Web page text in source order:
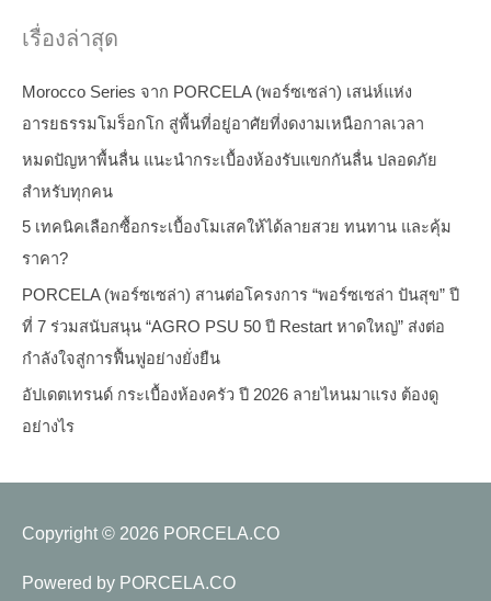
เรื่องล่าสุด
Morocco Series จาก PORCELA (พอร์ซเซล่า) เสน่ห์แห่ง
อารยธรรมโมร็อกโก สู่พื้นที่อยู่อาศัยที่งดงามเหนือกาลเวลา
หมดปัญหาพื้นลื่น แนะนำกระเบื้องห้องรับแขกกันลื่น ปลอดภัย
สำหรับทุกคน
5 เทคนิคเลือกซื้อกระเบื้องโมเสคให้ได้ลายสวย ทนทาน และคุ้ม
ราคา?
PORCELA (พอร์ซเซล่า) สานต่อโครงการ “พอร์ซเซล่า ปันสุข” ปี
ที่ 7 ร่วมสนับสนุน “AGRO PSU 50 ปี Restart หาดใหญ่” ส่งต่อ
กำลังใจสู่การฟื้นฟูอย่างยั่งยืน
อัปเดตเทรนด์ กระเบื้องห้องครัว ปี 2026 ลายไหนมาแรง ต้องดู
อย่างไร
Copyright © 2026 PORCELA.CO
Powered by PORCELA.CO